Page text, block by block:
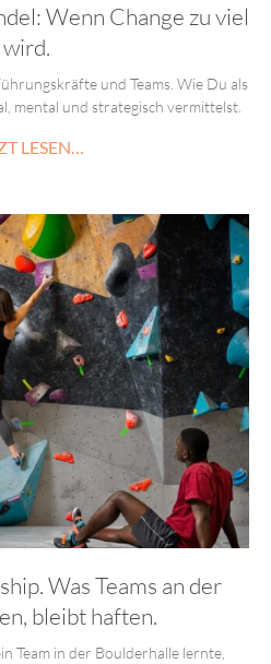
Wenn Change zu viel
wird.
und Teams. Wie Du als
mental und strategisch vermittelst.
LESEN…
Was Teams an der
bleibt haften.
Team in der Boulderhalle lernte,